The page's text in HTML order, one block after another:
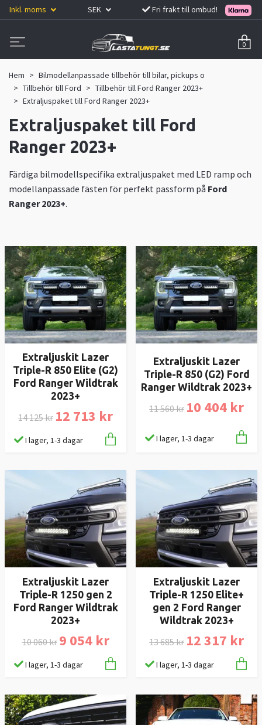
Inkl. moms SEK Fri frakt till ombud!
0
Hem
Bilmodellanpassade tillbehör till bilar, pickups o
Tillbehör till Ford
Tillbehör till Ford Ranger 2023+
Extraljuspaket till Ford Ranger 2023+
Extraljuspaket till Ford
Ranger 2023+
Färdiga bilmodellspecifika extraljuspaket med LED ramp och
modellanpassade fästen för perfekt passform på Ford
Ranger 2023+.
Extraljuskit Lazer
Triple-R 850 Elite (G2)
Ford Ranger Wildtrak
2023+
14 125 kr 12 713 kr
I lager, 1-3 dagar
Extraljuskit Lazer
Triple-R 850 (G2) Ford
Ranger Wildtrak 2023+
11 560 kr 10 404 kr
I lager, 1-3 dagar
Extraljuskit Lazer
Triple-R 1250 gen 2
Ford Ranger Wildtrak
2023+
10 060 kr 9 054 kr
I lager, 1-3 dagar
Extraljuskit Lazer
Triple-R 1250 Elite+
gen 2 Ford Ranger
Wildtrak 2023+
13 685 kr 12 317 kr
I lager, 1-3 dagar